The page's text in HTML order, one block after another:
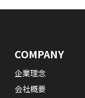
COMPANY
企業理念
会社概要